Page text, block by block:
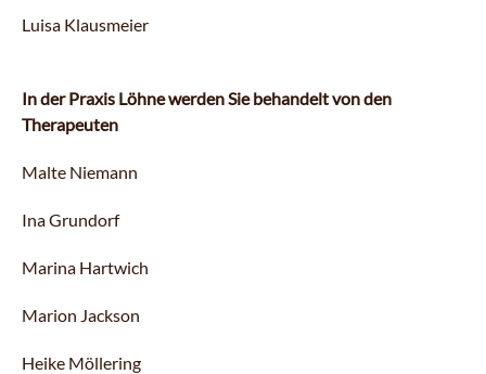
Luisa Klausmeier
In der Praxis Löhne werden Sie behandelt von den
Therapeuten
Malte Niemann
Ina Grundorf
Marina Hartwich
Marion Jackson
Heike Möllering